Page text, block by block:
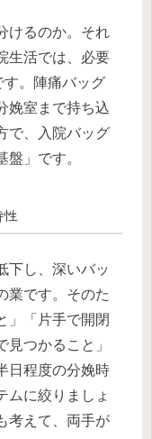
けるのか。それ
生活では、必要
す。陣痛バッグ
娩室まで持ち込
で、入院バッグ
」です。
下し、深いバッ
業です。そのた
」「片手で開閉
つかること」
日程度の分娩時
ムに絞りましょ
考えて、両手が